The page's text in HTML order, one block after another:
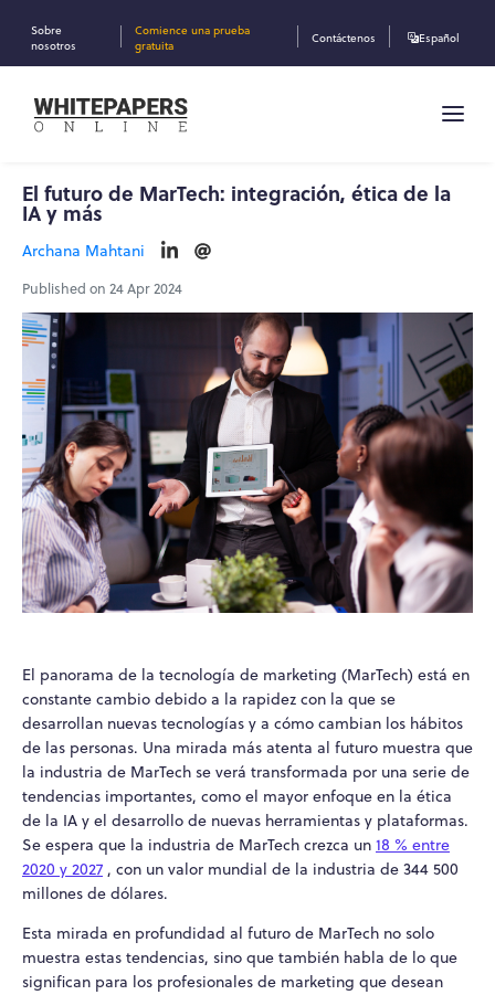
Sobre
nosotros
Comience una prueba
gratuita
Contáctenos Español
El futuro de MarTech: integración, ética de la
IA y más
Archana Mahtani
Published on 24 Apr 2024
El panorama de la tecnología de marketing (MarTech) está en
constante cambio debido a la rapidez con la que se
desarrollan nuevas tecnologías y a cómo cambian los hábitos
de las personas. Una mirada más atenta al futuro muestra que
la industria de MarTech se verá transformada por una serie de
tendencias importantes, como el mayor enfoque en la ética
de la IA y el desarrollo de nuevas herramientas y plataformas.
Se espera que la industria de MarTech crezca un 18 % entre
2020 y 2027 , con un valor mundial de la industria de 344 500
millones de dólares.
Esta mirada en profundidad al futuro de MarTech no solo
muestra estas tendencias, sino que también habla de lo que
significan para los profesionales de marketing que desean